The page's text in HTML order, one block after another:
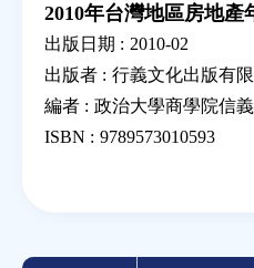
2010年台灣地區房地產
出版日期 : 2010-02
出版者 : 行義文化出版有限
編者 : 政治大學商學院信
ISBN : 9789573010593